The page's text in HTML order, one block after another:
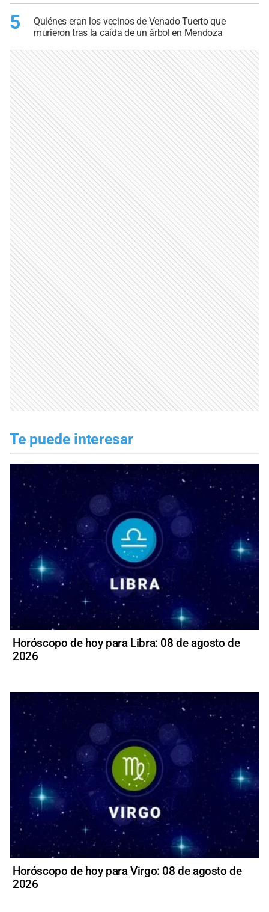
5
Quiénes eran los vecinos de Venado Tuerto que
murieron tras la caída de un árbol en Mendoza
Te puede interesar
Horóscopo de hoy para Libra: 08 de agosto de
2026
Horóscopo de hoy para Virgo: 08 de agosto de
2026